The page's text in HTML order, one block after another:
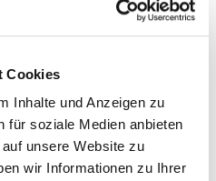
Cookies
Inhalte und Anzeigen zu
für soziale Medien anbieten
unsere Website zu
wir Informationen zu Ihrer
fundierten Modell für
Unsere
Technologiekommunikation,
Top-Level-Positionierung.